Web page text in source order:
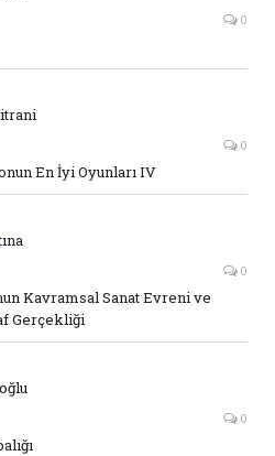
0
0
En İyi Oyunları IV
0
Kavramsal Sanat Evreni ve
Gerçekliği
0